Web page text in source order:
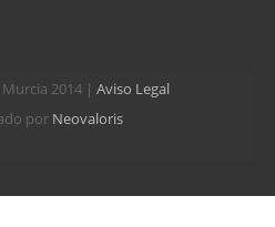
2014 | Aviso Legal
por Neovaloris